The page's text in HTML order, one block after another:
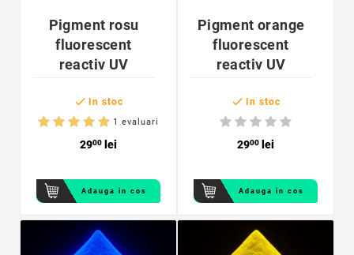
Pigment rosu
fluorescent
reactiv UV
 In stoc
1 evaluari
2900 lei
Adauga in cos
Pigment orange
fluorescent
reactiv UV
 In stoc
2900 lei
Adauga in cos